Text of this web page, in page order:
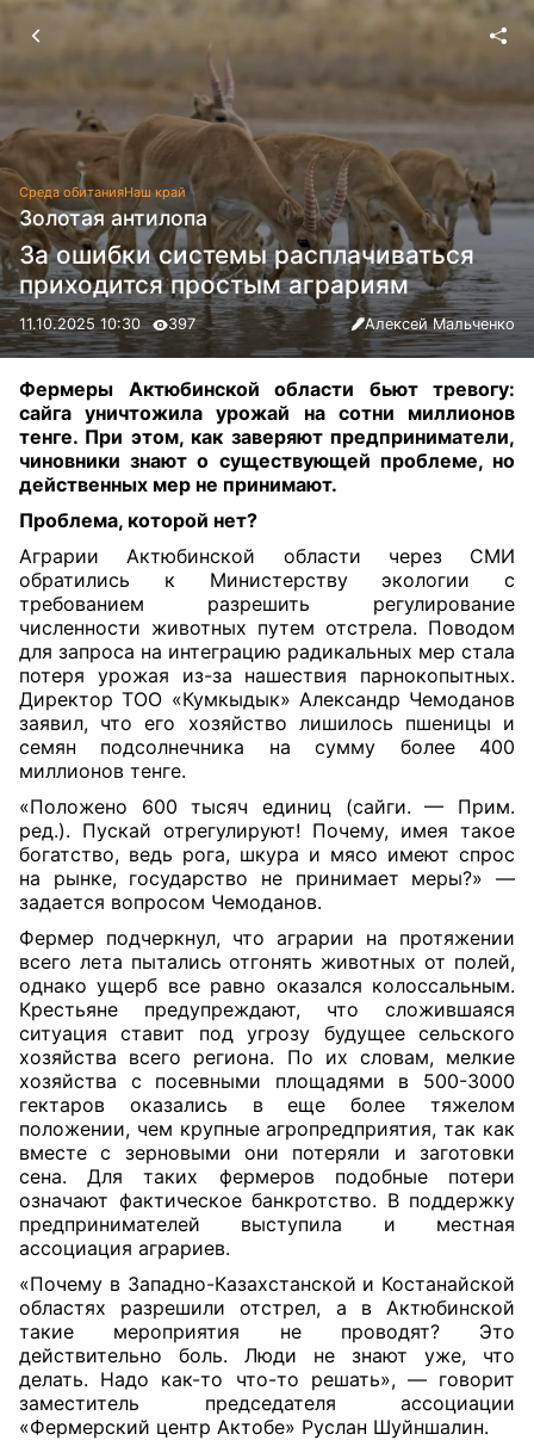
Среда обитанияНаш край
Золотая антилопа
За ошибки системы расплачиваться
приходится простым аграриям
11.10.2025 10:30 397 Алексей Мальченко
Фермеры Актюбинской области бьют тревогу:
сайга уничтожила урожай на сотни миллионов
тенге. При этом, как заверяют предприниматели,
чиновники знают о существующей проблеме, но
действенных мер не принимают.
Проблема, которой нет?
Аграрии Актюбинской области через СМИ
обратились к Министерству экологии с
требованием разрешить регулирование
численности животных путем отстрела. Поводом
для запроса на интеграцию радикальных мер стала
потеря урожая из-за нашествия парнокопытных.
Директор ТОО «Кумкыдык» Александр Чемоданов
заявил, что его хозяйство лишилось пшеницы и
семян подсолнечника на сумму более 400
миллионов тенге.
«Положено 600 тысяч единиц (сайги. — Прим.
ред.). Пускай отрегулируют! Почему, имея такое
богатство, ведь рога, шкура и мясо имеют спрос
на рынке, государство не принимает меры?» —
задается вопросом Чемоданов.
Фермер подчеркнул, что аграрии на протяжении
всего лета пытались отгонять животных от полей,
однако ущерб все равно оказался колоссальным.
Крестьяне предупреждают, что сложившаяся
ситуация ставит под угрозу будущее сельского
хозяйства всего региона. По их словам, мелкие
хозяйства с посевными площадями в 500-3000
гектаров оказались в еще более тяжелом
положении, чем крупные агропредприятия, так как
вместе с зерновыми они потеряли и заготовки
сена. Для таких фермеров подобные потери
означают фактическое банкротство. В поддержку
предпринимателей выступила и местная
ассоциация аграриев.
«Почему в Западно-Казахстанской и Костанайской
областях разрешили отстрел, а в Актюбинской
такие мероприятия не проводят? Это
действительно боль. Люди не знают уже, что
делать. Надо как-то что-то решать», — говорит
заместитель председателя ассоциации
«Фермерский центр Актобе» Руслан Шуйншалин.